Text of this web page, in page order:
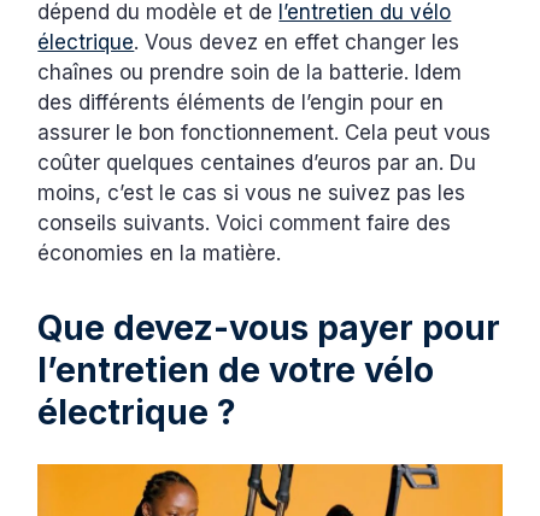
dépend du modèle et de l’entretien du vélo
électrique. Vous devez en effet changer les
chaînes ou prendre soin de la batterie. Idem
des différents éléments de l’engin pour en
assurer le bon fonctionnement. Cela peut vous
coûter quelques centaines d’euros par an. Du
moins, c’est le cas si vous ne suivez pas les
conseils suivants. Voici comment faire des
économies en la matière.
Que devez-vous payer pour
l’entretien de votre vélo
électrique ?